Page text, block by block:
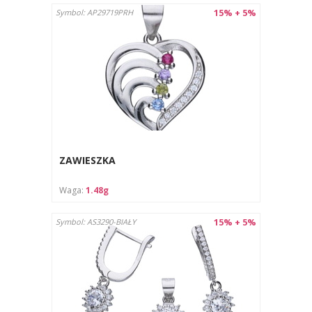
15% + 5%
Symbol: AP29719PRH
ZAWIESZKA
Waga: 1.48g
15% + 5%
Symbol: AS3290-BIAŁY